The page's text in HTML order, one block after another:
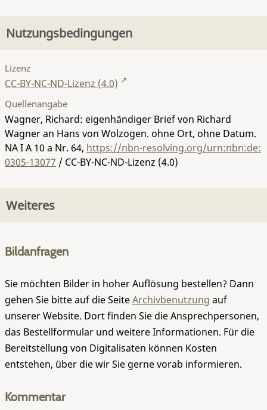
Nutzungsbedingungen
Lizenz
CC-BY-NC-ND-Lizenz (4.0)
Quellenangabe
Wagner, Richard: eigenhändiger Brief von Richard
Wagner an Hans von Wolzogen. ohne Ort, ohne Datum.
NA I A 10 a Nr. 64, https://nbn-resolving.org/urn:nbn:de:
0305-13077 / CC-BY-NC-ND-Lizenz (4.0)
Weiteres
Bildanfragen
Sie möchten Bilder in hoher Auflösung bestellen? Dann
gehen Sie bitte auf die SeiteArchivbenutzung auf
unserer Website. Dort finden Sie die Ansprechpersonen,
das Bestellformular und weitere Informationen. Für die
Bereitstellung von Digitalisaten können Kosten
entstehen, über die wir Sie gerne vorab informieren.
Kommentar